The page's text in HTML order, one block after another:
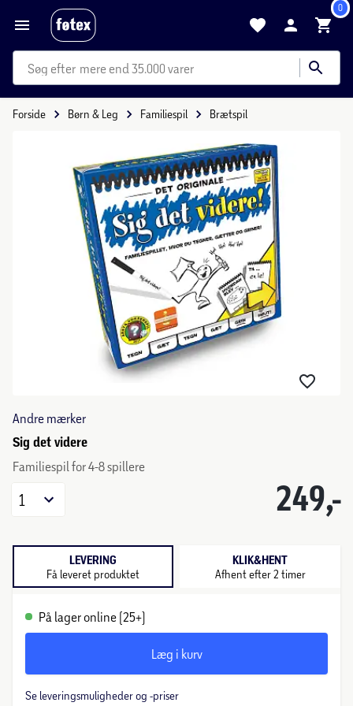
0
mere end 35.000 varer
Forside Børn & Leg Familiespil Brætspil
Andre mærker
Sig det videre
Familiespil for 4-8 spillere
249,-
1
LEVERING
Få leveret produktet
KLIK&HENT
Afhent efter 2 timer
På lager online (25+)
Læg i kurv
Se leveringsmuligheder og -priser